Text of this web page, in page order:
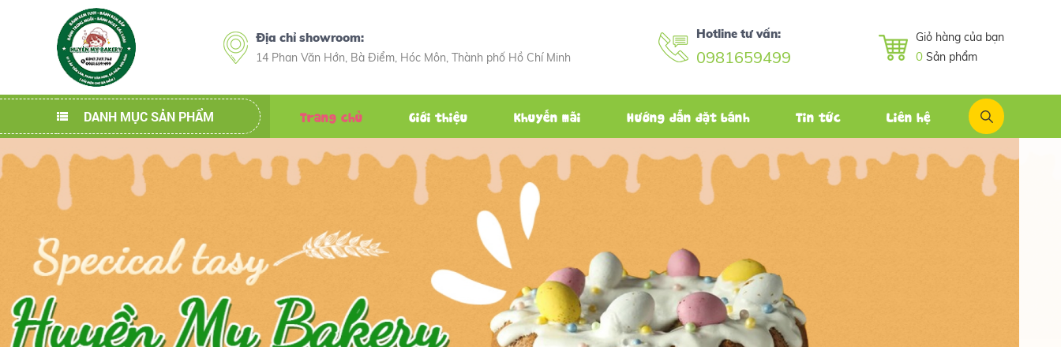
Địa chỉ showroom:
14 Phan Văn Hớn, Bà Điểm, Hóc Môn, Thành phố Hồ Chí Minh
Hotline tư vấn:
0981659499
Giỏ hàng của bạn
0 Sản phẩm
DANH MỤC SẢN PHẨM Trang chủ Giới thiệu Khuyến mãi Hướng dẫn đặt bánh Tin tức Liên hệ